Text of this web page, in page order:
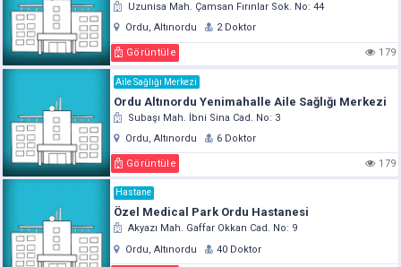
Uzunisa Mah. Çamsan Fırınlar Sok. No: 44
Ordu, Altınordu
2 Doktor
Görüntüle 179
Aile Sağlığı Merkezi
Ordu Altınordu Yenimahalle Aile Sağlığı Merkezi
Subaşı Mah. İbni Sina Cad. No: 3
Ordu, Altınordu
6 Doktor
Görüntüle 179
Hastane
Özel Medical Park Ordu Hastanesi
Akyazı Mah. Gaffar Okkan Cad. No: 9
Ordu, Altınordu
40 Doktor